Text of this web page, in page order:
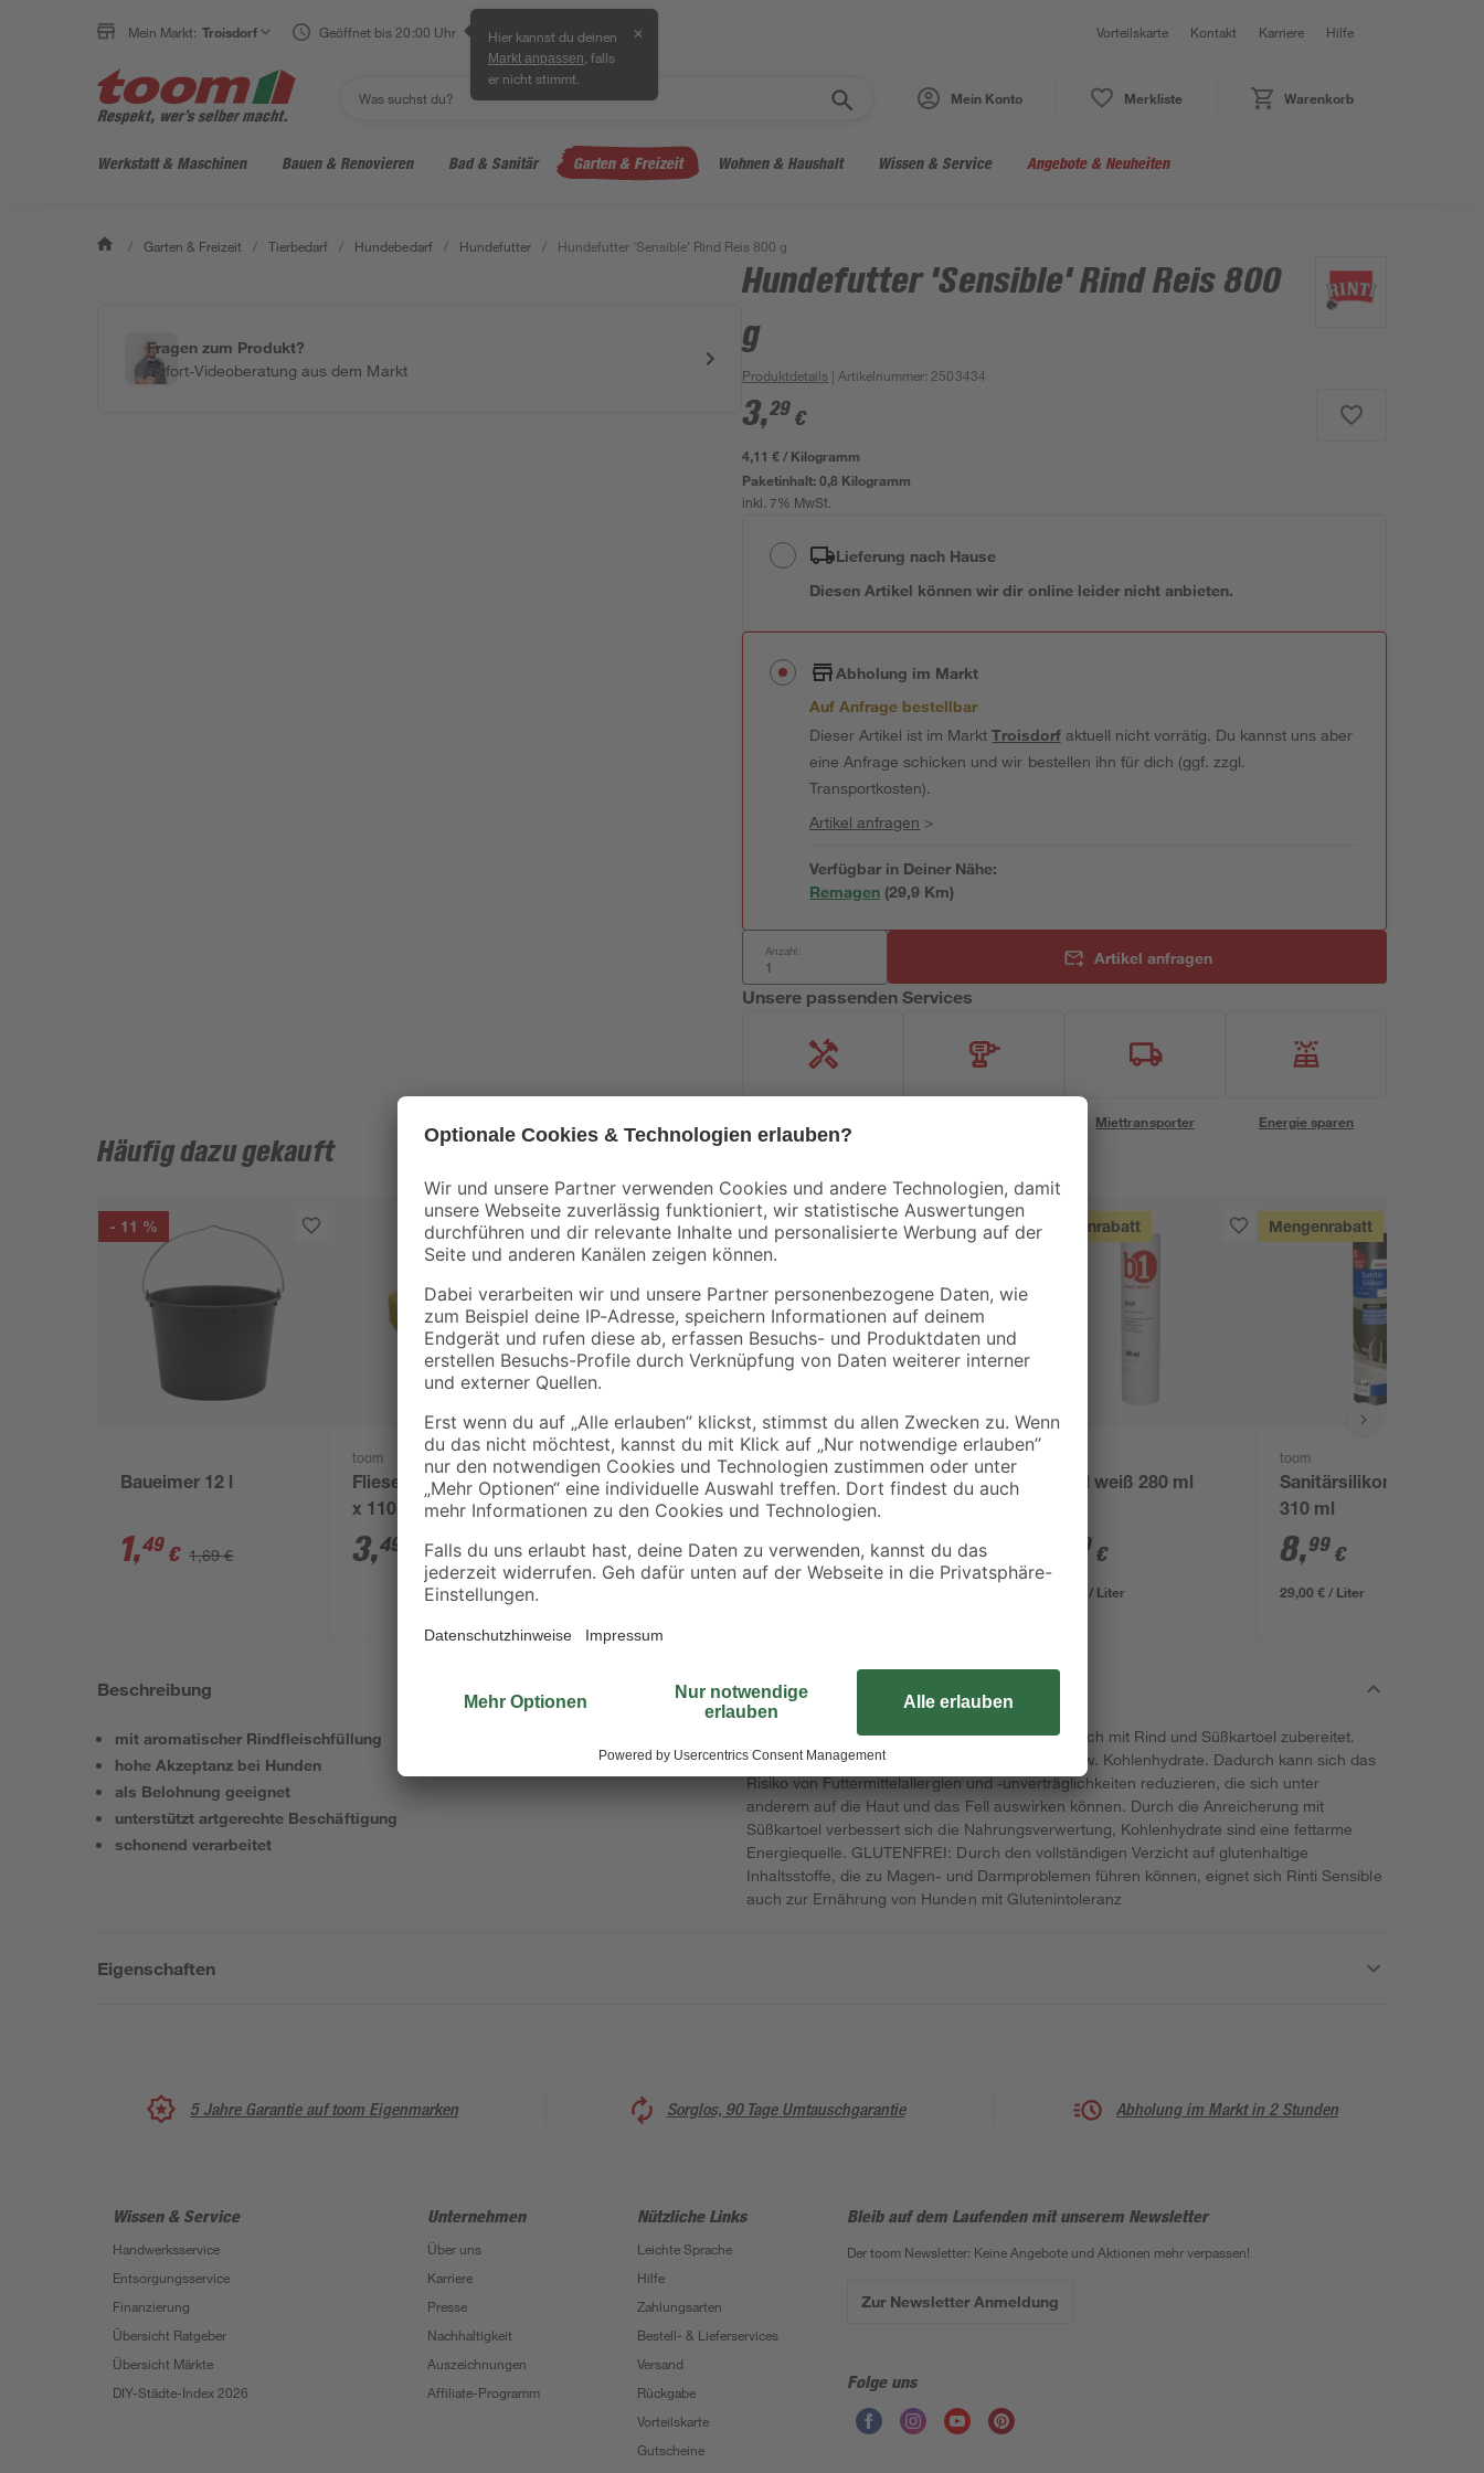
Mein Markt: Troisdorf Geöffnet bis 20:00 Uhr Hier kannst du deinen
Markt anpassen , falls
er nicht stimmt.
✕ Vorteilskarte Kontakt Karriere Hilfe
Mein Konto Merkliste Warenkorb
Werkstatt & Maschinen Bauen & Renovieren Bad & Sanitär Garten & Freizeit Wohnen & Haushalt Wissen & Service Angebote & Neuheiten
/ Garten & Freizeit / Tierbedarf / Hundebedarf / Hundefutter / Hundefutter 'Sensible' Rind Reis 800 g
Fragen zum Produkt?
Sofort-Videoberatung aus dem Markt
Hundefutter 'Sensible' Rind Reis 800
g
Produktdetails | Artikelnummer: 2503434
3,29 €
4,11 € / Kilogramm
Paketinhalt:0,8 Kilogramm
inkl. 7% MwSt.
Lieferung nach Hause
Diesen Artikel können wir dir online leider nicht anbieten.
Abholung im Markt
Auf Anfrage bestellbar
Dieser Artikel ist im MarktTroisdorfaktuell nicht vorrätig. Du kannst uns aber
eine Anfrage schicken und wir bestellen ihn für dich (ggf. zzgl.
Transportkosten).
Artikel anfragen >
Verfügbar in Deiner Nähe:
Remagen (29,9 Km)
Anzahl: Artikel anfragen
Unsere passenden Services
Miettransporter Energie sparen
Häufig dazu gekauft
- 11 %
Baueimer 12 l
1,49 € 1,69 €
toom
Fliesenschwamm 165
x 110 x 65 mm
3,49
Bestseller
Knauf
Flexkleber 22 kg
25, 99€
Mengenrabatt
Fliesenkleber flexibel
25 kg
17,29€
Mengenrabatt
Acryl weiß 280 ml
99 €
7,11 € / Liter
Mengenrabatt
toom
Sanitärsilikon weiß
310 ml
8,99 €
29,00 € / Liter
Beschreibung
mit aromatischer Rindfleischfüllung
hohe Akzeptanz bei Hunden
als Belohnung geeignet
unterstützt artgerechte Beschäftigung
schonend verarbeitet
Diese hochwertige Vollnahrung wird ausschließlich mit Rind und Süßkartoel zubereitet.
Keine weiteren Fleisch- oder Getreidesorten, bzw. Kohlenhydrate. Dadurch kann sich das
Risiko von Futtermittelallergien und -unverträglichkeiten reduzieren, die sich unter
anderem auf die Haut und das Fell auswirken können. Durch die Anreicherung mit
Süßkartoel verbessert sich die Nahrungsverwertung, Kohlenhydrate sind eine fettarme
Energiequelle. GLUTENFREI: Durch den vollständigen Verzicht auf glutenhaltige
Inhaltsstoffe, die zu Magen- und Darmproblemen führen können, eignet sich Rinti Sensible
auch zur Ernährung von Hunden mit Glutenintoleranz
Eigenschaften
5 Jahre Garantie auf toom Eigenmarken Sorglos, 90 Tage Umtauschgarantie Abholung im Markt in 2 Stunden
Wissen & Service
Handwerksservice
Entsorgungsservice
Finanzierung
Übersicht Ratgeber
Übersicht Märkte
DIY-Städte-Index 2026
Unternehmen
Über uns
Karriere
Presse
Nachhaltigkeit
Auszeichnungen
Affiliate-Programm
Nützliche Links
Leichte Sprache
Hilfe
Zahlungsarten
Bestell- & Lieferservices
Versand
Rückgabe
Vorteilskarte
Gutscheine
Bleib auf dem Laufenden mit unserem Newsletter
Der toom Newsletter: Keine Angebote und Aktionen mehr verpassen!
Zur Newsletter Anmeldung
Folge uns